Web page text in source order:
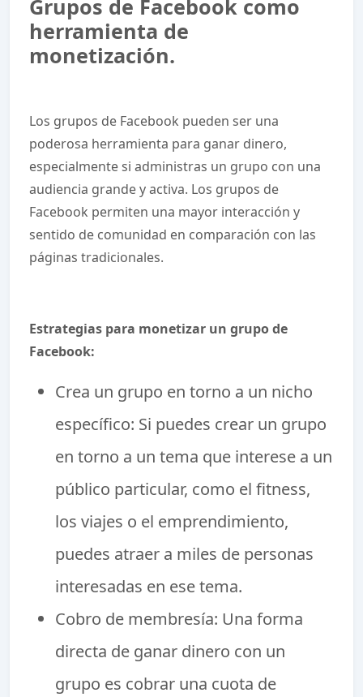
Grupos de Facebook como
herramienta de
monetización.
Los grupos de Facebook pueden ser una
poderosa herramienta para ganar dinero,
especialmente si administras un grupo con una
audiencia grande y activa. Los grupos de
Facebook permiten una mayor interacción y
sentido de comunidad en comparación con las
páginas tradicionales.
Estrategias para monetizar un grupo de
Facebook:
Crea un grupo en torno a un nicho
específico: Si puedes crear un grupo
en torno a un tema que interese a un
público particular, como el fitness,
los viajes o el emprendimiento,
puedes atraer a miles de personas
interesadas en ese tema.
Cobro de membresía: Una forma
directa de ganar dinero con un
grupo es cobrar una cuota de